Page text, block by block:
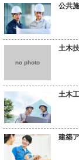
公共
no photo
土木
土木
建築